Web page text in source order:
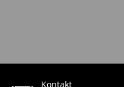
Kontakt